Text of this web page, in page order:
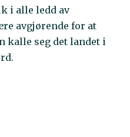
i alle ledd av
avgjørende for at
kalle seg det landet i